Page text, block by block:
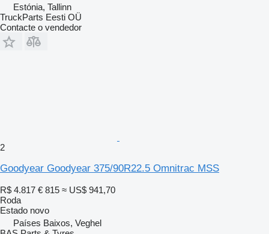
Estónia, Tallinn
TruckParts Eesti OÜ
Contacte o vendedor
2
Goodyear Goodyear 375/90R22.5 Omnitrac MSS
R$ 4.817 € 815 ≈ US$ 941,70
Roda
Estado novo
Países Baixos, Veghel